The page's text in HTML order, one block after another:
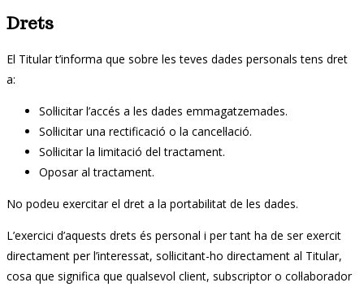
Drets
El Titular t’informa que sobre les teves dades personals tens dret
a:
Sol·licitar l’accés a les dades emmagatzemades.
Sol·licitar una rectificació o la cancel·lació.
Sol·licitar la limitació del tractament.
Oposar al tractament.
No podeu exercitar el dret a la portabilitat de les dades.
L’exercici d’aquests drets és personal i per tant ha de ser exercit
directament per l’interessat, sol·licitant-ho directament al Titular,
cosa que significa que qualsevol client, subscriptor o col·laborador